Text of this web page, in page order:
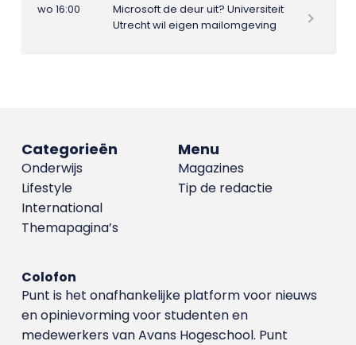
wo 16:00
Microsoft de deur uit? Universiteit
Utrecht wil eigen mailomgeving
Menu
Magazines
Tip de redactie
Categorieën
Onderwijs
Lifestyle
International
Themapagina’s
Colofon
Punt is het onafhankelijke platform voor nieuws
en opinievorming voor studenten en
medewerkers van Avans Hoge­school. Punt